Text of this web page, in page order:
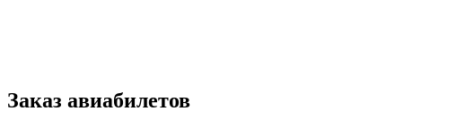
Заказ авиабилетов